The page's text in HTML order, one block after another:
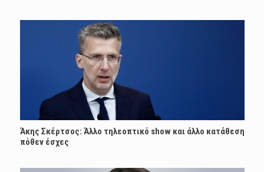
Άκης Σκέρτσος: Άλλο τηλεοπτικό show και άλλο κατάθεση
πόθεν έσχες